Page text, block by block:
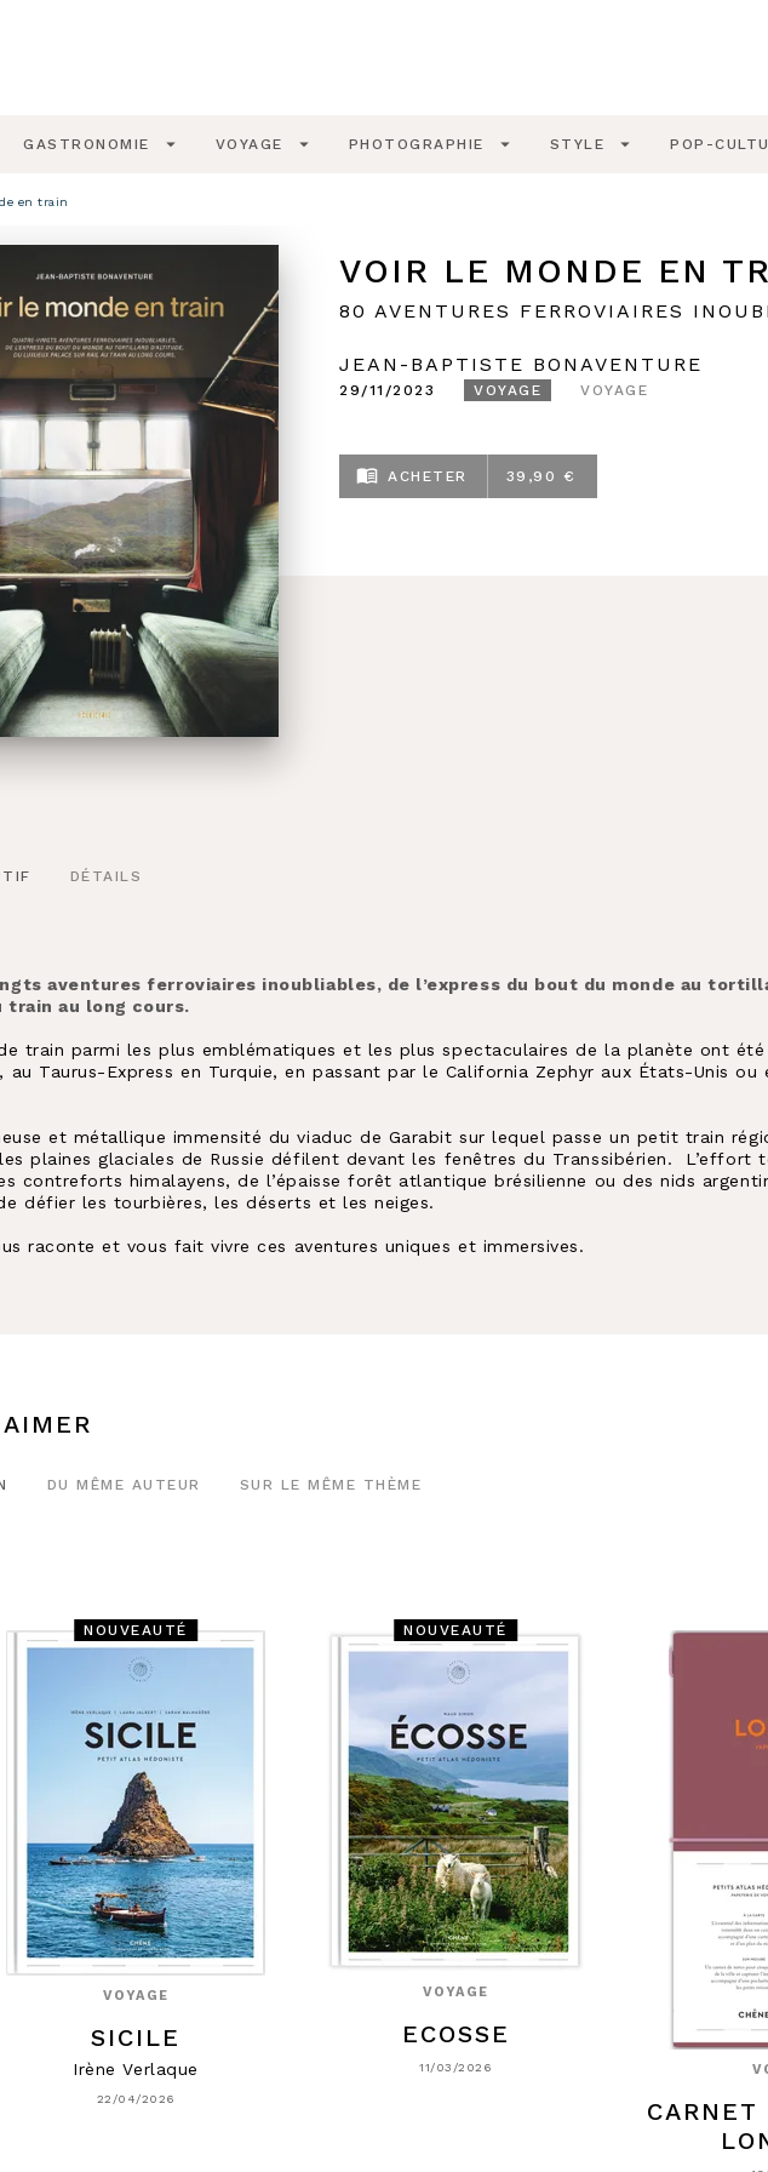
GASTRONOMIE arrow_drop_down VOYAGE arrow_drop_down PHOTOGRAPHIE arrow_drop_down STYLE arrow_drop_down POP-
en train
VOIR LE MONDE EN
80 AVENTURES FERROVIAIRES
JEAN-BAPTISTE BONAVENTURE
29/11/2023 VOYAGE VOYAGE
menu_book ACHETER 39,90 €
DÉTAILS
aventures ferroviaires inoubliables, de l’express du bout du monde au
train au long cours.
train parmi les plus emblématiques et les plus spectaculaires de la planète ont été
au Taurus-Express en Turquie, en passant par le California Zephyr aux États-Unis ou
et métallique immensité du viaduc de Garabit sur lequel passe un petit train
plaines glaciales de Russie défilent devant les fenêtres du Transsibérien.
contreforts himalayens, de l’épaisse forêt atlantique brésilienne ou des nids
défier les tourbières, les déserts et les neiges.
raconte et vous fait vivre ces aventures uniques et immersives.
DU MÊME AUTEUR SUR LE MÊME THÈME
NOUVEAUTÉ
VOYAGE
SICILE
Irène Verlaque
22/04/2026
NOUVEAUTÉ
VOYAGE
ECOSSE
11/03/2026
CARNET